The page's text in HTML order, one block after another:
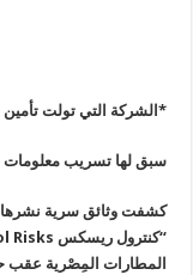
*الشركة التي تولت
سبق لها تسريب
كشفت وثائق سرية نشرها
“كنترول ريسكس
المطارات المِصْرية عقب